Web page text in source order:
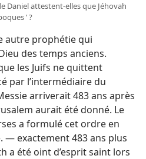
Daniel attestent-​elles que Jéhovah
’ ?
autre prophétie qui
des temps anciens.
les Juifs ne quittent
par l’intermédiaire du
arriverait 483 ans après
aurait été donné. Le
a formulé cet ordre en
— exactement 483 ans plus
a été oint d’esprit saint lors